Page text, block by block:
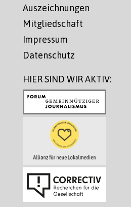
Auszeichnungen
Mitgliedschaft
Impressum
Datenschutz
HIER SIND WIR AKTIV: